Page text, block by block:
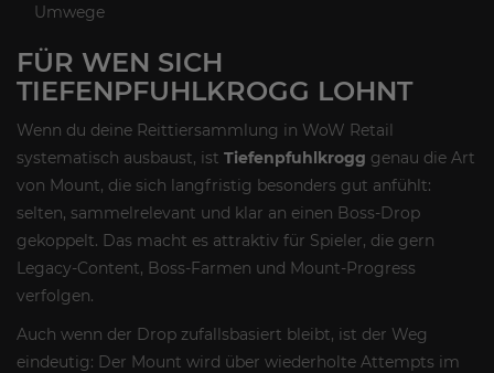
Umwege
FÜR WEN SICH
TIEFENPFUHLKROGG LOHNT
Wenn du deine Reittiersammlung in WoW Retail
systematisch ausbaust, ist Tiefenpfuhlkrogg genau die Art
von Mount, die sich langfristig besonders gut anfühlt:
selten, sammelrelevant und klar an einen Boss-Drop
gekoppelt. Das macht es attraktiv für Spieler, die gern
Legacy-Content, Boss-Farmen und Mount-Progress
verfolgen.
Auch wenn der Drop zufallsbasiert bleibt, ist der Weg
eindeutig: Der Mount wird über wiederholte Attempts im